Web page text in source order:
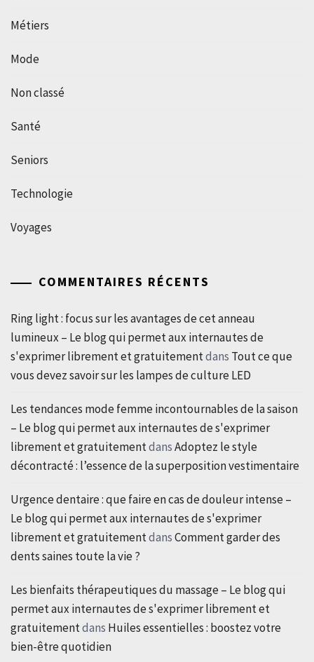
Métiers
Mode
Non classé
Santé
Seniors
Technologie
Voyages
COMMENTAIRES RÉCENTS
Ring light : focus sur les avantages de cet anneau
lumineux – Le blog qui permet aux internautes de
s'exprimer librement et gratuitementdans Tout ce que
vous devez savoir sur les lampes de culture LED
Les tendances mode femme incontournables de la saison
– Le blog qui permet aux internautes de s'exprimer
librement et gratuitementdansAdoptez le style
décontracté : l’essence de la superposition vestimentaire
Urgence dentaire : que faire en cas de douleur intense –
Le blog qui permet aux internautes de s'exprimer
librement et gratuitementdansComment garder des
dents saines toute la vie ?
Les bienfaits thérapeutiques du massage – Le blog qui
permet aux internautes de s'exprimer librement et
gratuitementdans Huiles essentielles : boostez votre
bien-être quotidien